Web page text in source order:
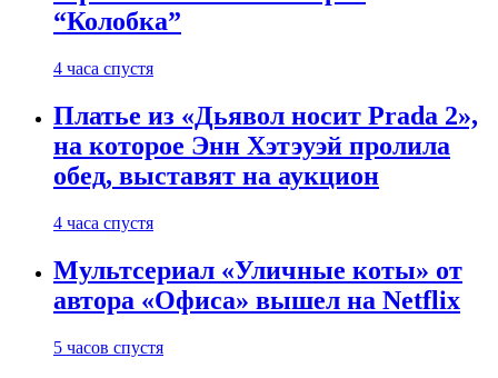
“Колобка”
4 часа спустя
Платье из «Дьявол носит Prada 2»,
на которое Энн Хэтэуэй пролила
обед, выставят на аукцион
4 часа спустя
Мультсериал «Уличные коты» от
автора «Офиса» вышел на Netflix
5 часов спустя